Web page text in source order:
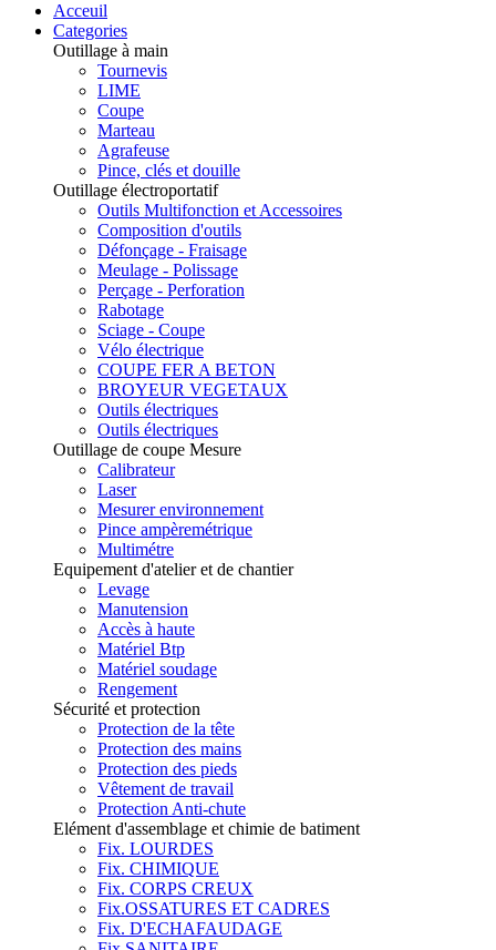
Acceuil
Categories
Outillage à main
Tournevis
LIME
Coupe
Marteau
Agrafeuse
Pince, clés et douille
Outillage électroportatif
Outils Multifonction et Accessoires
Composition d'outils
Défonçage - Fraisage
Meulage - Polissage
Perçage - Perforation
Rabotage
Sciage - Coupe
Vélo électrique
COUPE FER A BETON
BROYEUR VEGETAUX
Outils électriques
Outils électriques
Outillage de coupe Mesure
Calibrateur
Laser
Mesurer environnement
Pince ampèremétrique
Multimétre
Equipement d'atelier et de chantier
Levage
Manutension
Accès à haute
Matériel Btp
Matériel soudage
Rengement
Sécurité et protection
Protection de la tête
Protection des mains
Protection des pieds
Vêtement de travail
Protection Anti-chute
Elément d'assemblage et chimie de batiment
Fix. LOURDES
Fix. CHIMIQUE
Fix. CORPS CREUX
Fix.OSSATURES ET CADRES
Fix. D'ECHAFAUDAGE